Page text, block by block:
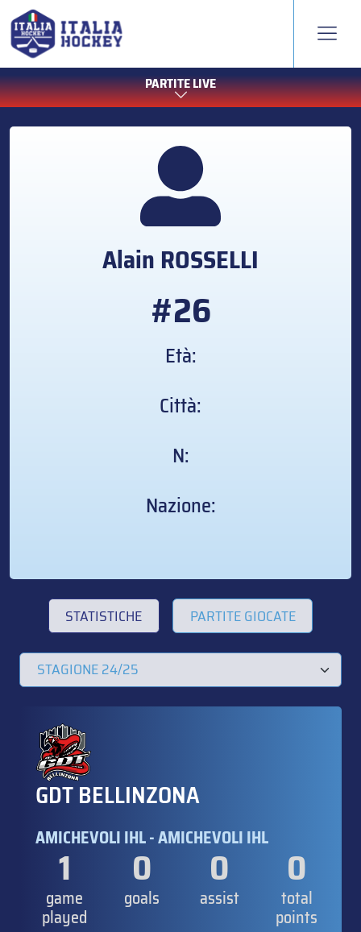
PARTITE LIVE
Alain ROSSELLI
#26
Età:
Città:
N:
Nazione:
STATISTICHE PARTITE GIOCATE
GDT BELLINZONA
AMICHEVOLI IHL - AMICHEVOLI IHL
1
game
played
0
goals
0
assist
0
total
points